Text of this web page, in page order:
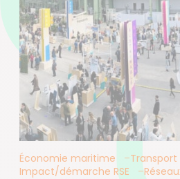
Économie maritime
Transport
Impact/démarche RSE